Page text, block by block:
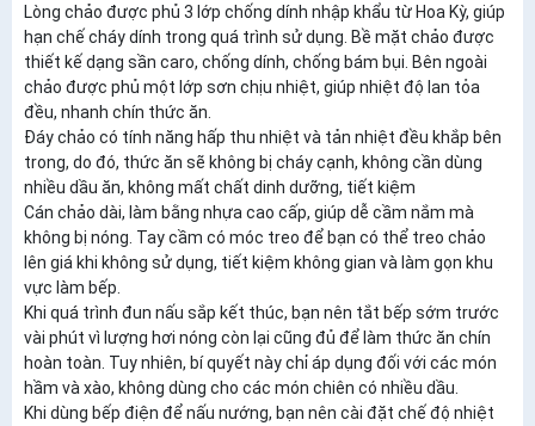
Lòng chảo được phủ 3 lớp chống dính nhập khẩu từ Hoa Kỳ, giúp
hạn chế cháy dính trong quá trình sử dụng. Bề mặt chảo được
thiết kế dạng sần caro, chống dính, chống bám bụi. Bên ngoài
chảo được phủ một lớp sơn chịu nhiệt, giúp nhiệt độ lan tỏa
đều, nhanh chín thức ăn.
Đáy chảo có tính năng hấp thu nhiệt và tản nhiệt đều khắp bên
trong, do đó, thức ăn sẽ không bị cháy cạnh, không cần dùng
nhiều dầu ăn, không mất chất dinh dưỡng, tiết kiệm
Cán chảo dài, làm bằng nhựa cao cấp, giúp dễ cầm nắm mà
không bị nóng. Tay cầm có móc treo để bạn có thể treo chảo
lên giá khi không sử dụng, tiết kiệm không gian và làm gọn khu
vực làm bếp.
Khi quá trình đun nấu sắp kết thúc, bạn nên tắt bếp sớm trước
vài phút vì lượng hơi nóng còn lại cũng đủ để làm thức ăn chín
hoàn toàn. Tuy nhiên, bí quyết này chỉ áp dụng đối với các món
hầm và xào, không dùng cho các món chiên có nhiều dầu.
Khi dùng bếp điện để nấu nướng, bạn nên cài đặt chế độ nhiệt